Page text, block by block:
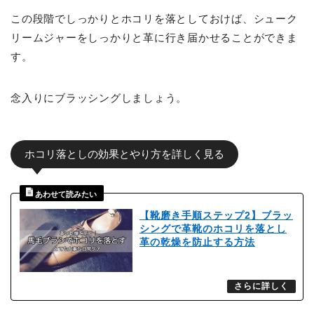
この段階でしっかりとホコリを落としておけば、シューク
リームジャーをしっかりと革に行き届かせることができま
す。
念入りにブラッシングしましょう。
ホコリ落としの効果とやり方を詳しく見る
【靴磨き手順ステップ2】ブラッ
シングで革靴のホコリを落とし
革の乾燥を防止する方法